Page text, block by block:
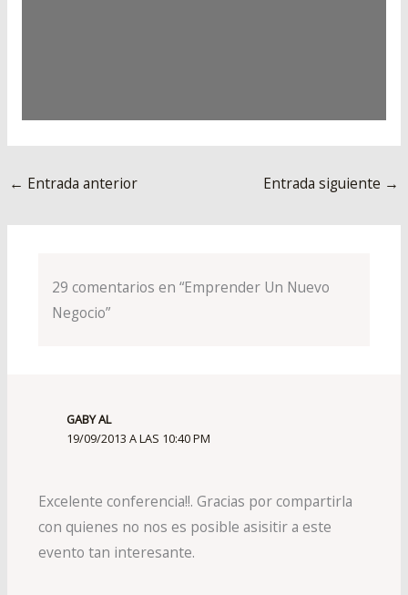
← Entrada anterior Entrada siguiente →
29 comentarios en “Emprender Un Nuevo
Negocio”
GABY AL
19/09/2013 A LAS 10:40 PM
Excelente conferencia!!. Gracias por compartirla
con quienes no nos es posible asisitir a este
evento tan interesante.